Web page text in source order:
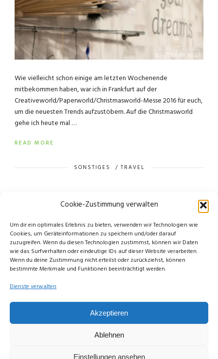
Cookie-Zustimmung verwalten
Um dir ein optimales Erlebnis zu bieten, verwenden wir Technologien wie
Cookies, um Geräteinformationen zu speichern und/oder darauf
zuzugreifen. Wenn du diesen Technologien zustimmst, können wir Daten
wie das Surfverhalten oder eindeutige IDs auf dieser Website verarbeiten.
Wenn du deine Zustimmung nicht erteilst oder zurückziehst, können
bestimmte Merkmale und Funktionen beeinträchtigt werden.
Dienste verwalten
Akzeptieren
Ablehnen
Einstellungen ansehen
Wie vielleicht schon einige am letzten Wochenende
mitbekommen haben, war ich in Frankfurt auf der
Creativeworld/Paperworld/Christmasworld-Messe 2016 für euch,
um die neuesten Trends aufzustöbern. Auf die Christmasworld
gehe ich heute mal …
READ MORE
SONSTIGES / TRAVEL
© Copyright Limettengrün // Since 2015